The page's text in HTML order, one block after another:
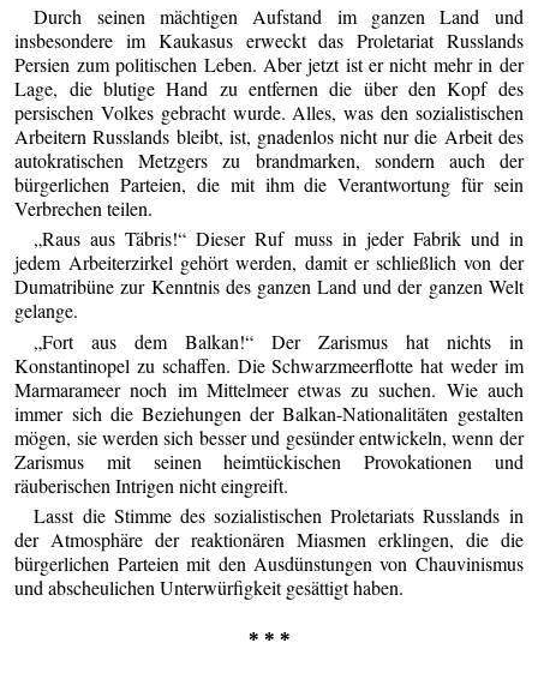
Durch seinen mächtigen Aufstand im ganzen Land und
insbesondere im Kaukasus erweckt das Proletariat Russlands
Persien zum politischen Leben. Aber jetzt ist er nicht mehr in der
Lage, die blutige Hand zu entfernen die über den Kopf des
persischen Volkes gebracht wurde. Alles, was den sozialistischen
Arbeitern Russlands bleibt, ist, gnadenlos nicht nur die Arbeit des
autokratischen Metzgers zu brandmarken, sondern auch der
bürgerlichen Parteien, die mit ihm die Verantwortung für sein
Verbrechen teilen.
„Raus aus Täbris!“ Dieser Ruf muss in jeder Fabrik und in
jedem Arbeiterzirkel gehört werden, damit er schließlich von der
Dumatribüne zur Kenntnis des ganzen Land und der ganzen Welt
gelange.
„Fort aus dem Balkan!“ Der Zarismus hat nichts in
Konstantinopel zu schaffen. Die Schwarzmeerflotte hat weder im
Marmarameer noch im Mittelmeer etwas zu suchen. Wie auch
immer sich die Beziehungen der Balkan-Nationalitäten gestalten
mögen, sie werden sich besser und gesünder entwickeln, wenn der
Zarismus mit seinen heimtückischen Provokationen und
räuberischen Intrigen nicht eingreift.
Lasst die Stimme des sozialistischen Proletariats Russlands in
der Atmosphäre der reaktionären Miasmen erklingen, die die
bürgerlichen Parteien mit den Ausdünstungen von Chauvinismus
und abscheulichen Unterwürfigkeit gesättigt haben.
* * *